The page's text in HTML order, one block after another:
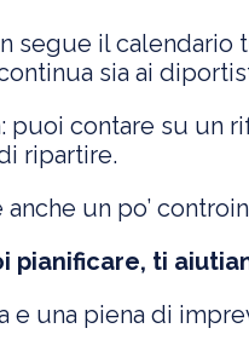
segue il calendario
sia ai
puoi contare su
ripartire.
un po’
pianificare, ti
e una piena di